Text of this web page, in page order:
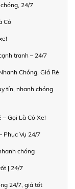
24/7
Có
tranh – 24/7
Chóng, Giá Rẻ
tín, nhanh chóng
– Gọi Là Có Xe!
Phục Vụ 24/7
chóng
| 24/7
24/7, giá tốt